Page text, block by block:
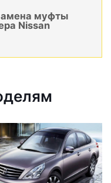
муфты
Nissan